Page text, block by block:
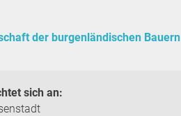
der burgenländischen Bauern
sich an: